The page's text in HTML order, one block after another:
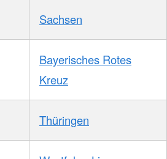
Sachsen
Bayerisches Rotes
Kreuz
Thüringen